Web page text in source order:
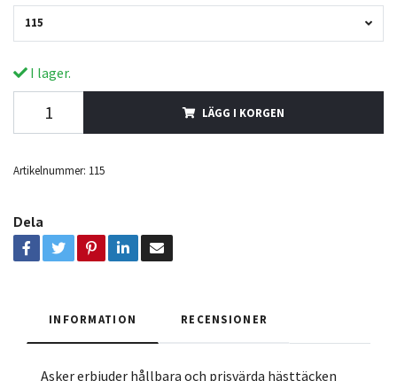
115
I lager.
LÄGG I KORGEN
Artikelnummer: 115
Dela
INFORMATION RECENSIONER
Asker erbjuder hållbara och prisvärda hästtäcken